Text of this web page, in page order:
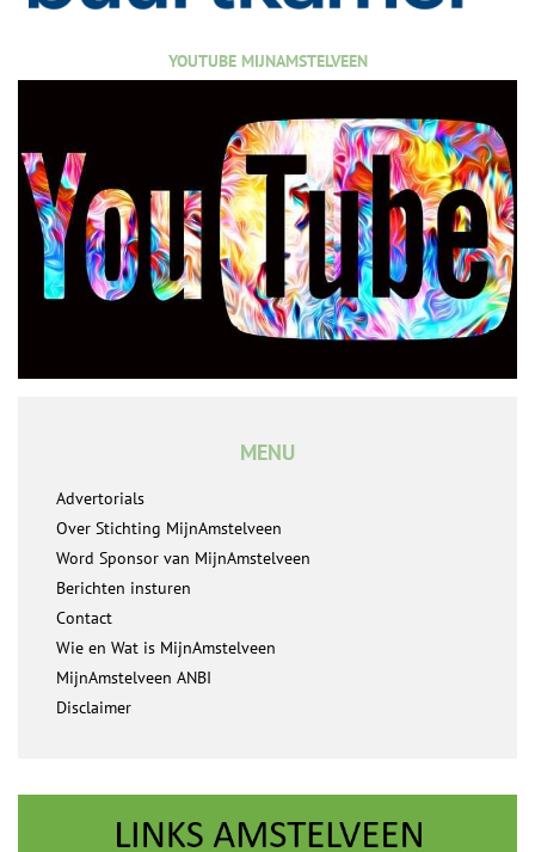
YOUTUBE MIJNAMSTELVEEN
MENU
Advertorials
Over Stichting MijnAmstelveen
Word Sponsor van MijnAmstelveen
Berichten insturen
Contact
Wie en Wat is MijnAmstelveen
MijnAmstelveen ANBI
Disclaimer